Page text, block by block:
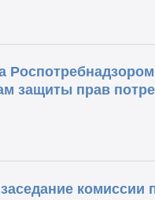
защиты прав
комиссии